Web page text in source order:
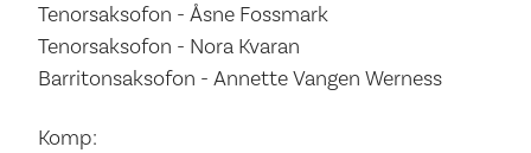
Tenorsaksofon - Åsne Fossmark
Tenorsaksofon - Nora Kvaran
Barritonsaksofon - Annette Vangen Werness
Komp: